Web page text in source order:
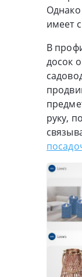
Однако
имеет
В
досок
руку,